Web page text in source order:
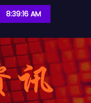
8:39:16 AM